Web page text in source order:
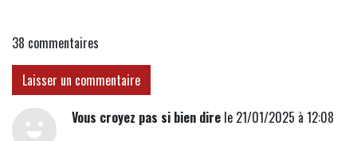
38 commentaires
Laisser un commentaire
Vous croyez pas si bien direle 21/01/2025 à 12:08